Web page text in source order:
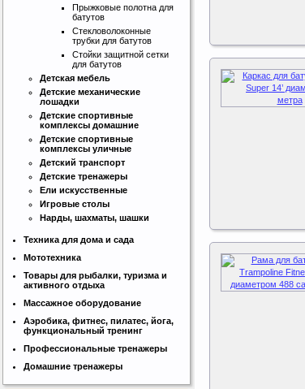
Прыжковые полотна для
батутов
Стекловолоконные
трубки для батутов
Стойки защитной сетки
для батутов
Детская мебель
Детские механические
лошадки
Детские спортивные
комплексы домашние
Детские спортивные
комплексы уличные
Детский транспорт
Детские тренажеры
Ели искусственные
Игровые столы
Нарды, шахматы, шашки
Техника для дома и сада
Мототехника
Товары для рыбалки, туризма и
активного отдыха
Массажное оборудование
Аэробика, фитнес, пилатес, йога,
функциональный тренинг
Профессиональные тренажеры
Домашние тренажеры